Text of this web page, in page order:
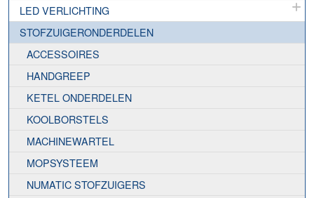
LED VERLICHTING
STOFZUIGERONDERDELEN
ACCESSOIRES
HANDGREEP
KETEL ONDERDELEN
KOOLBORSTELS
MACHINEWARTEL
MOPSYSTEEM
NUMATIC STOFZUIGERS